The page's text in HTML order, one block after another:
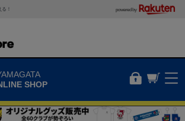
！ powered by
SHOP